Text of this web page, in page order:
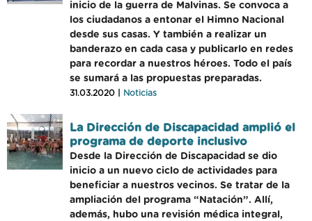
inicio de la guerra de Malvinas. Se convoca a
los ciudadanos a entonar el Himno Nacional
desde sus casas. Y también a realizar un
banderazo en cada casa y publicarlo en redes
para recordar a nuestros héroes. Todo el país
se sumará a las propuestas preparadas.
31.03.2020 | Noticias
La Dirección de Discapacidad amplió el
programa de deporte inclusivo
Desde la Dirección de Discapacidad se dio
inicio a un nuevo ciclo de actividades para
beneficiar a nuestros vecinos. Se tratar de la
ampliación del programa “Natación”. Allí,
además, hubo una revisión médica integral,